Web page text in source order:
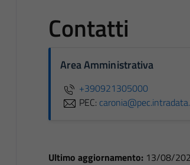
Contatti
Area Amministrativa
+390921305000
PEC:
Ultimo aggiornamento: 13/08/